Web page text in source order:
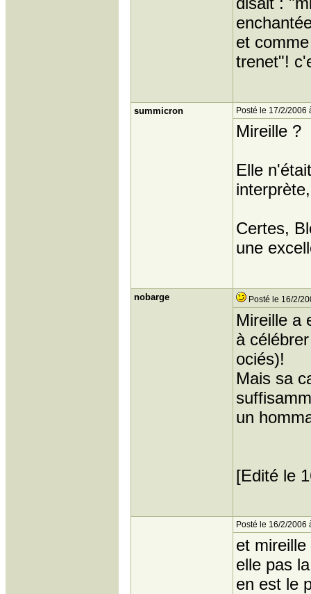
et
trenet"!
summicron Posté le 17/2/2006
Mireille ?
Elle
Certes,
une
nobarge Posté le 16/2/
Mireille a
à
ociés)!
Mais sa
un
[Edité le
Posté le 16/2/2006
et
elle pas
en est le